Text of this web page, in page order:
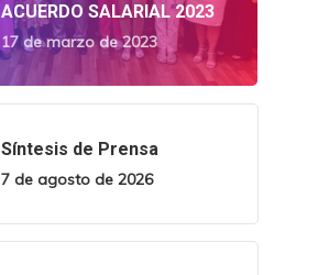
ACUERDO SALARIAL 2023
17 de marzo de 2023
Síntesis de Prensa
7 de agosto de 2026